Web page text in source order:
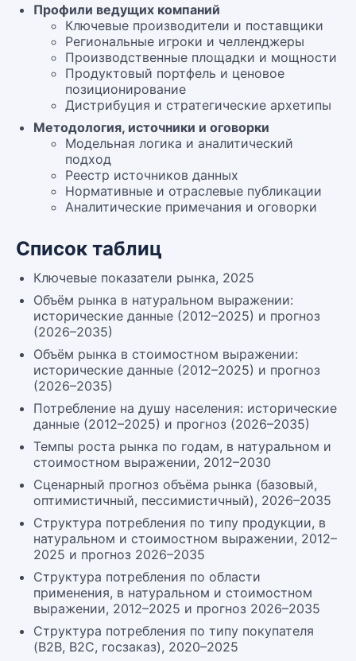
Профили ведущих компаний
Ключевые производители и поставщики
Региональные игроки и челленджеры
Производственные площадки и мощности
Продуктовый портфель и ценовое
позиционирование
Дистрибуция и стратегические архетипы
Методология, источники и оговорки
Модельная логика и аналитический
подход
Реестр источников данных
Нормативные и отраслевые публикации
Аналитические примечания и оговорки
Список таблиц
Ключевые показатели рынка, 2025
Объём рынка в натуральном выражении:
исторические данные (2012–2025) и прогноз
(2026–2035)
Объём рынка в стоимостном выражении:
исторические данные (2012–2025) и прогноз
(2026–2035)
Потребление на душу населения: исторические
данные (2012–2025) и прогноз (2026–2035)
Темпы роста рынка по годам, в натуральном и
стоимостном выражении, 2012–2030
Сценарный прогноз объёма рынка (базовый,
оптимистичный, пессимистичный), 2026–2035
Структура потребления по типу продукции, в
натуральном и стоимостном выражении, 2012–
2025 и прогноз 2026–2035
Структура потребления по области
применения, в натуральном и стоимостном
выражении, 2012–2025 и прогноз 2026–2035
Структура потребления по типу покупателя
(B2B, B2C, госзаказ), 2020–2025